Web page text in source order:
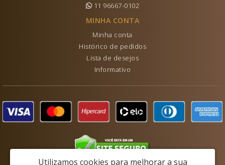
11 96667-0102
MINHA CONTA
Minha conta
Histórico de pedidos
Lista de desejos
Informativo
Utilizamos cookies para melhorar a sua